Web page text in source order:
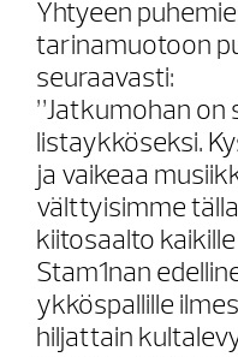
Yhtyeen
tarinamuotoon
seuraavasti:
”Jatkumohan on
listaykköseksi.
ja vaikeaa
välttyisimme
kiitosaalto
Stam1nan
ykköspallille
hiljattain